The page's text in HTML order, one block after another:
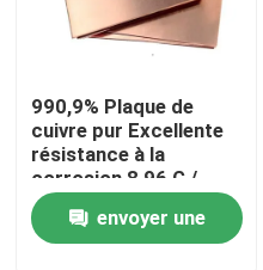
Contact
nouvelles
Tous les cas
990,9% Plaque de
cuivre pur Excellente
résistance à la
corrosion 8,96 G /
cm3 Densité Plaque de
cuivre envoyer une